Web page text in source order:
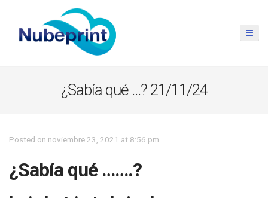
¿Sabía qué …? 21/11/24
Posted on noviembre 23, 2021 at 8:56 pm
¿Sabía qué …….?